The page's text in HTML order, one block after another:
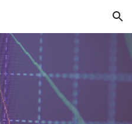
Skip to navigation